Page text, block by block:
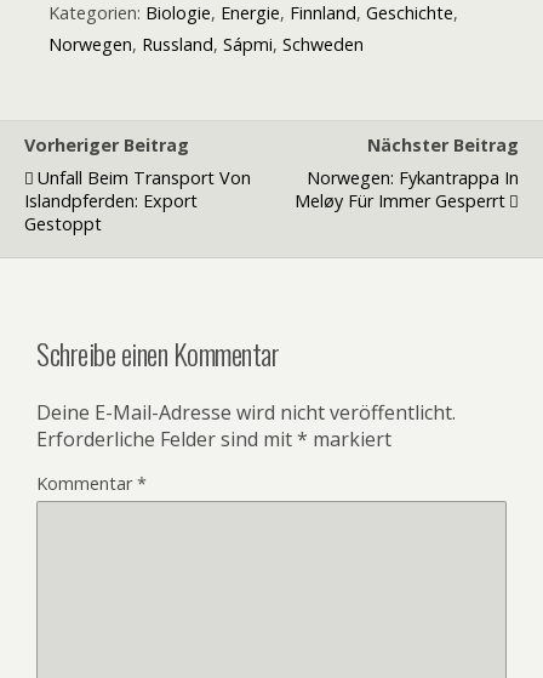
Kategorien: Biologie, Energie, Finnland, Geschichte,
Norwegen, Russland, Sápmi, Schweden
Vorheriger Beitrag
Unfall Beim Transport Von
Islandpferden: Export
Gestoppt
Nächster Beitrag
Norwegen: Fykantrappa In
Meløy Für Immer Gesperrt
Schreibe einen Kommentar
Deine E-Mail-Adresse wird nicht veröffentlicht.
Erforderliche Felder sind mit* markiert
Kommentar*